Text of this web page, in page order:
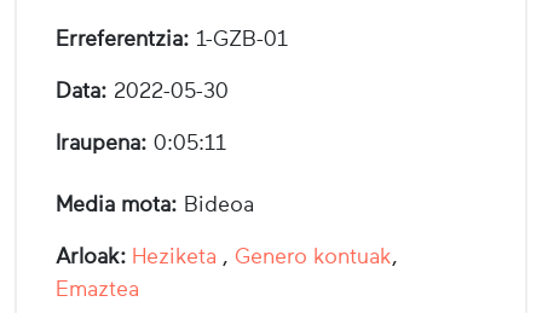
Erreferentzia: 1-GZB-01
Data: 2022-05-30
Iraupena: 0:05:11
Media mota: Bideoa
Arloak: Heziketa , Genero kontuak,
Emaztea